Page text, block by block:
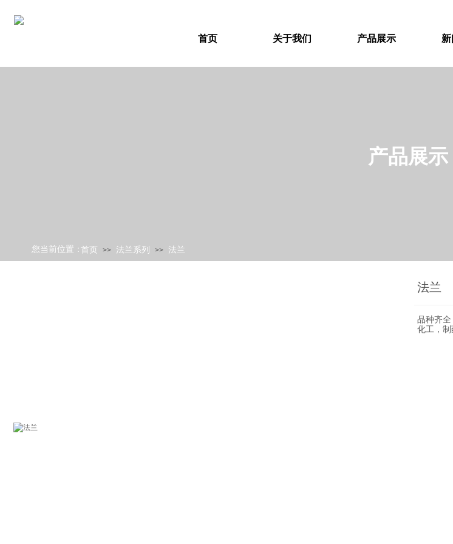
首页 关于我们 产品展示
产品展示
首页 >> 法兰系列 >> 法兰
您当前位置：
法兰
品种齐全
化工，制